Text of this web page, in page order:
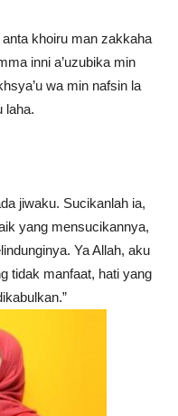
khoiru man zakkaha
inni a’uzubika min
wa min nafsin la
laha.
jiwaku. Sucikanlah ia,
yang mensucikannya,
Ya Allah, aku
tidak manfaat, hati yang